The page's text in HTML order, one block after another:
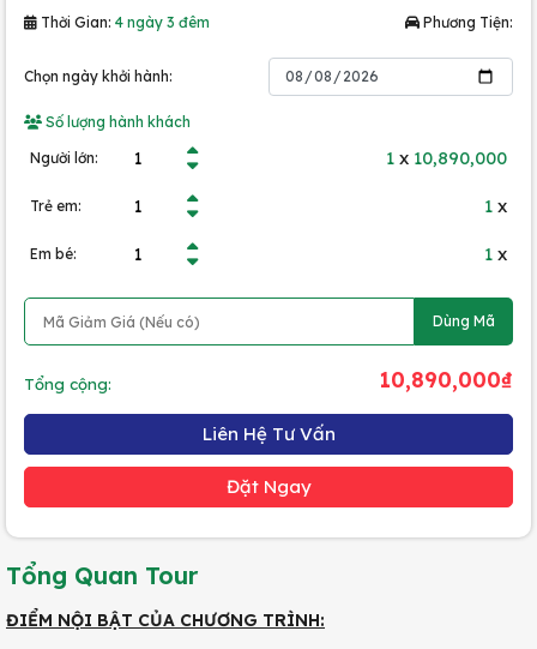
Thời Gian: 4 ngày 3 đêm Phương Tiện:
Chọn ngày khởi hành:
Số lượng hành khách
Người lớn:
1 x 10,890,000
Trẻ em: 1 x
Em bé: 1 x
Dùng Mã
Tổng cộng: 10,890,000₫
Liên Hệ Tư Vấn
Đặt Ngay
Tổng Quan Tour
ĐIỂM NỘI BẬT CỦA CHƯƠNG TRÌNH: